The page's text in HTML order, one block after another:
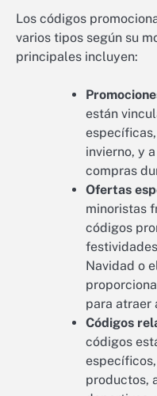
Los códigos
varios tipos según su
principales incluyen:
están
invierno, y
compras
Ofertas
minoristas
códigos
Navidad o
para atraer
Códigos
códigos
productos,